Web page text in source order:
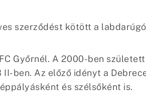
szerződést kötött a
Győrnél. A 2000-ben
ben. Az előző idényt a
és szélsőként is.